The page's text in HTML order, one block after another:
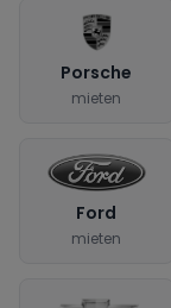
Porsche
mieten
Ford
mieten